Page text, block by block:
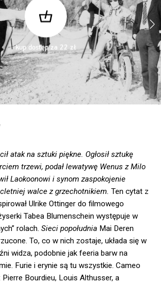
kup dostęp za 22 zł
atak na sztuki piękne. Ogłosił sztukę
trzewi, podał lewatywę Wenus z Milo
Laokoonowi i synom zaspokojenie
walce z grzechotnikiem.Ten cytat z
Ulrike Ottinger do filmowego
Tabea Blumenschein występuje w
rolach.Sieci popołudnia Mai Deren
To, co w nich zostaje, układa się w
widza, podobnie jak feeria barw na
Furie i erynie są tu wszystkie. Cameo
Bourdieu, Louis Althusser, a